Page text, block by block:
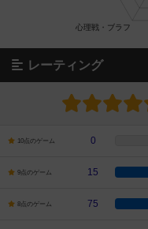
レーティング
10点のゲーム 0
9点のゲーム 15
8点のゲーム 75